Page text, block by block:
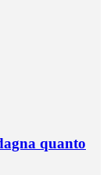
quanto